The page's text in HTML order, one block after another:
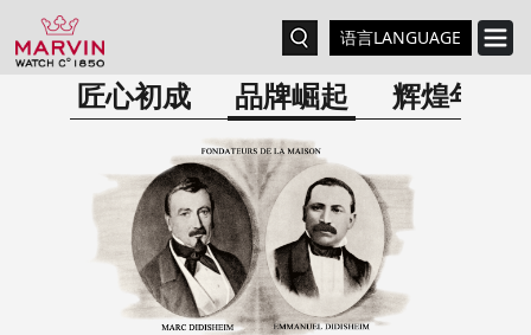
语言LANGUAGE
匠心初成 品牌崛起 辉煌年代